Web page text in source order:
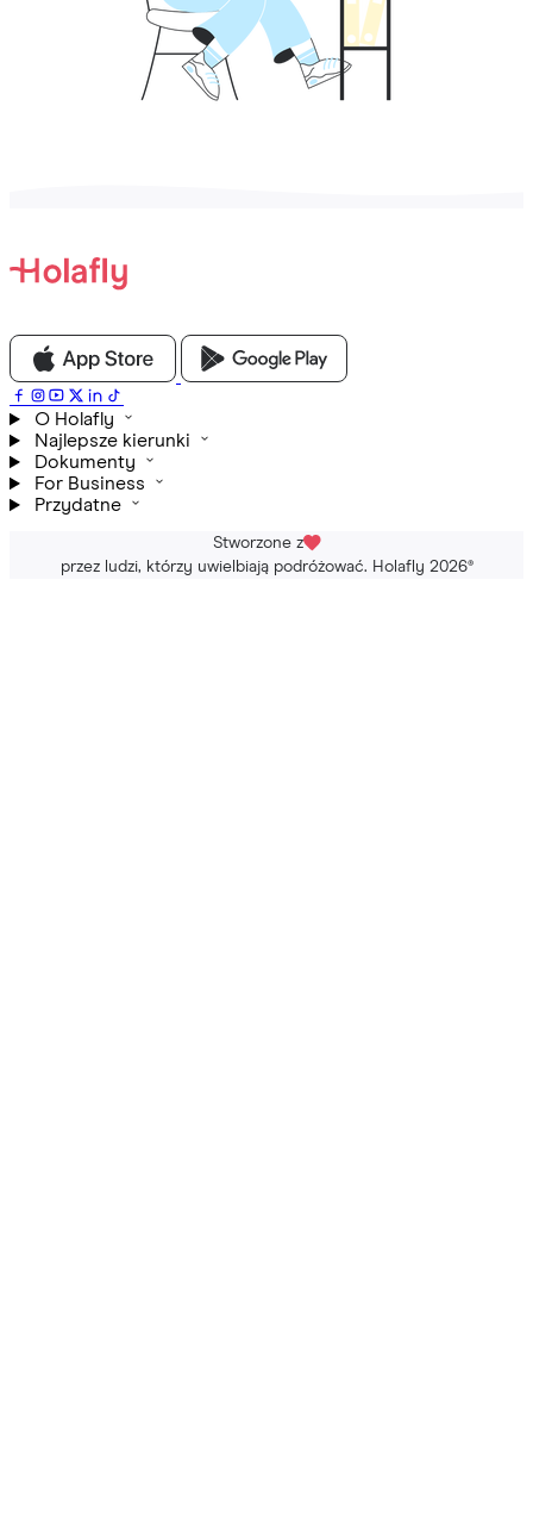
O Holafly
Najlepsze kierunki
Dokumenty
For Business
Przydatne
Stworzone z
przez ludzi, którzy uwielbiają podróżować. Holafly 2026®